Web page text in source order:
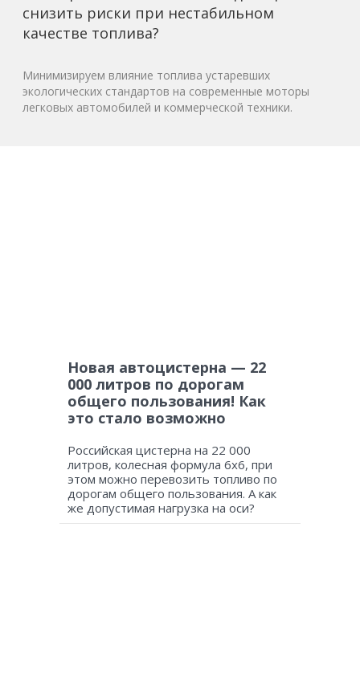
снизить риски при нестабильном
качестве топлива?
Минимизируем влияние топлива устаревших
экологических стандартов на современные моторы
легковых автомобилей и коммерческой техники.
Новая автоцистерна — 22
000 литров по дорогам
общего пользования! Как
это стало возможно
Российская цистерна на 22 000
литров, колесная формула 6х6, при
этом можно перевозить топливо по
дорогам общего пользования. А как
же допустимая нагрузка на оси?